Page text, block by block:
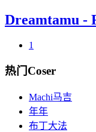
Dreamtamu -
1
热门Coser
Machi马吉
年年
布丁大法